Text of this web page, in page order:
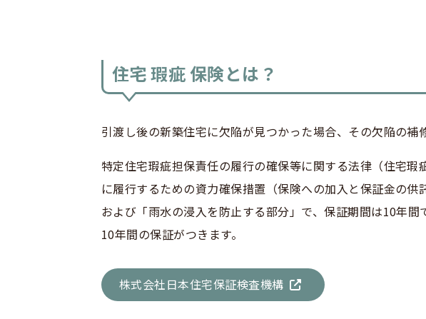
住宅 瑕疵 保険とは？
引渡し後の新築住宅に欠陥が見つかった場合、その欠陥の補
特定住宅瑕疵担保責任の履行の確保等に関する法律（住宅
に履行するための資力確保措置（保険への加入と保証金の
および「雨水の浸入を防止する部分」で、保証期間は10年
10年間の保証がつきます。
株式会社日本住宅保証検査機構